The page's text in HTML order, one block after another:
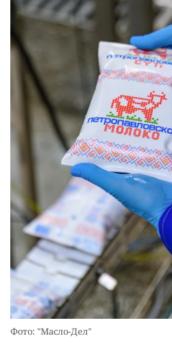
Фото: "Масло-Дел"